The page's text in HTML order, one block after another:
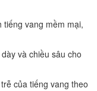
vang mềm mại,
và chiều sâu cho
của tiếng vang theo